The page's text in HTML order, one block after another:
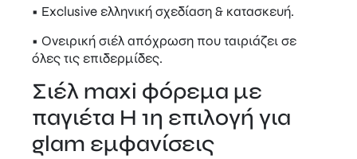
• Exclusive ελληνική σχεδίαση & κατασκευή.
• Ονειρική σιέλ απόχρωση που ταιριάζει σε
όλες τις επιδερμίδες.
Σιέλ maxi φόρεμα με
παγιέτα Η 1η επιλογή για
glam εμφανίσεις